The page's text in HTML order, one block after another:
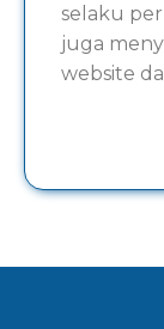
selaku
juga
website